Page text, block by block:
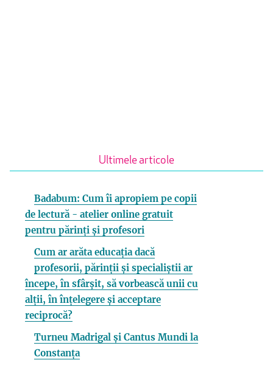
Ultimele articole
Badabum: Cum îi apropiem pe copii
de lectură - atelier online gratuit
pentru părinți și profesori
Cum ar arăta educația dacă
profesorii, părinții și specialiștii ar
începe, în sfârșit, să vorbească unii cu
alții, în înțelegere și acceptare
reciprocă?
Turneu Madrigal și Cantus Mundi la
Constanța